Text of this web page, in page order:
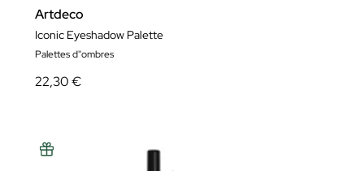
Artdeco
Iconic Eyeshadow Palette
Palettes d''ombres
22,30 €